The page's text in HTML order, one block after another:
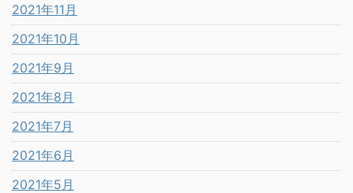
2021年11月
2021年10月
2021年9月
2021年8月
2021年7月
2021年6月
2021年5月